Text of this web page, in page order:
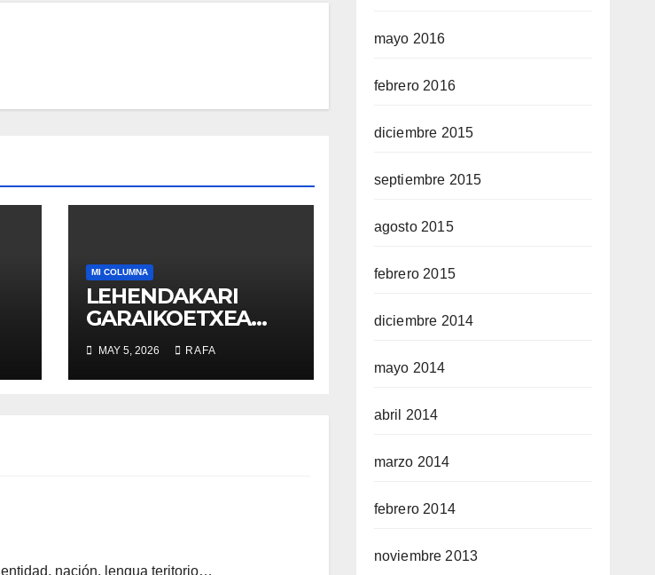
MI COLUMNA
LEHENDAKARI
GARAIKOETXEA
UNA PERSONA QUE
DIGNIFICA EL
EJERCICIO DE LA
MAY 5, 2026 RAFA
nación, lengua teritorio…
mayo 2016
febrero 2016
diciembre 2015
septiembre 2015
agosto 2015
febrero 2015
diciembre 2014
mayo 2014
abril 2014
marzo 2014
febrero 2014
noviembre 2013